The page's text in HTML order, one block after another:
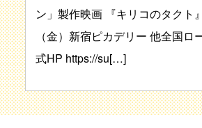
ン」製作映画 『キリコのタクト
（金）新宿ピカデリー 他全国ロ
式HP https://su[…]